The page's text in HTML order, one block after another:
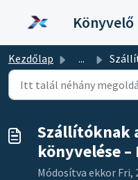
Kezdőlap ... Szállítóknak
Szállítóknak
könyvelése
Módosítva ekkor Fri,